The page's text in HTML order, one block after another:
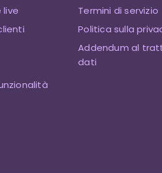
live
Termini di servizio
Politica sulla
Addendum al
dati